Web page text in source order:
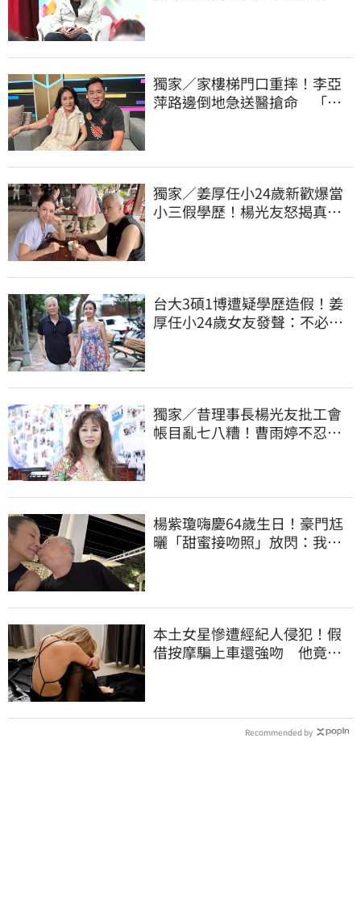
獨家／家樓梯門口重摔！李亞
萍路邊倒地急送醫搶命 「最
獨家／姜厚任小24歲新歡爆當
小三假學歷！楊光友怒揭真實
台大3碩1博遭疑學歷造假！姜
厚任小24歲女友發聲：不必證
獨家／昔理事長楊光友批工會
帳目亂七八糟！曹雨婷不忍
楊紫瓊嗨慶64歲生日！豪門尪
曬「甜蜜接吻照」放閃：我親
本土女星慘遭經紀人侵犯！假
借按摩騙上車還強吻 他竟反
Recommended by